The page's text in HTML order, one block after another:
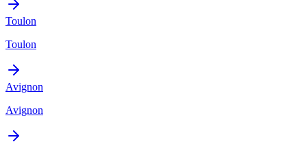
Toulon
Toulon
Avignon
Avignon